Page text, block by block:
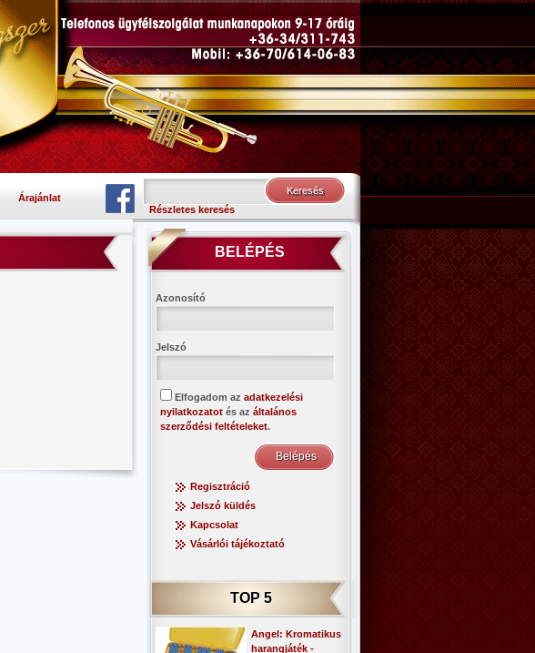
Árajánlat
Részletes keresés
BELÉPÉS
Azonosító
Jelszó
Elfogadom az adatkezelési
nyilatkozatot és az általános
szerződési feltételeket.
Regisztráció
Jelszó küldés
Kapcsolat
Vásárlói tájékoztató
TOP 5
Angel: Kromatikus
harangjáték -